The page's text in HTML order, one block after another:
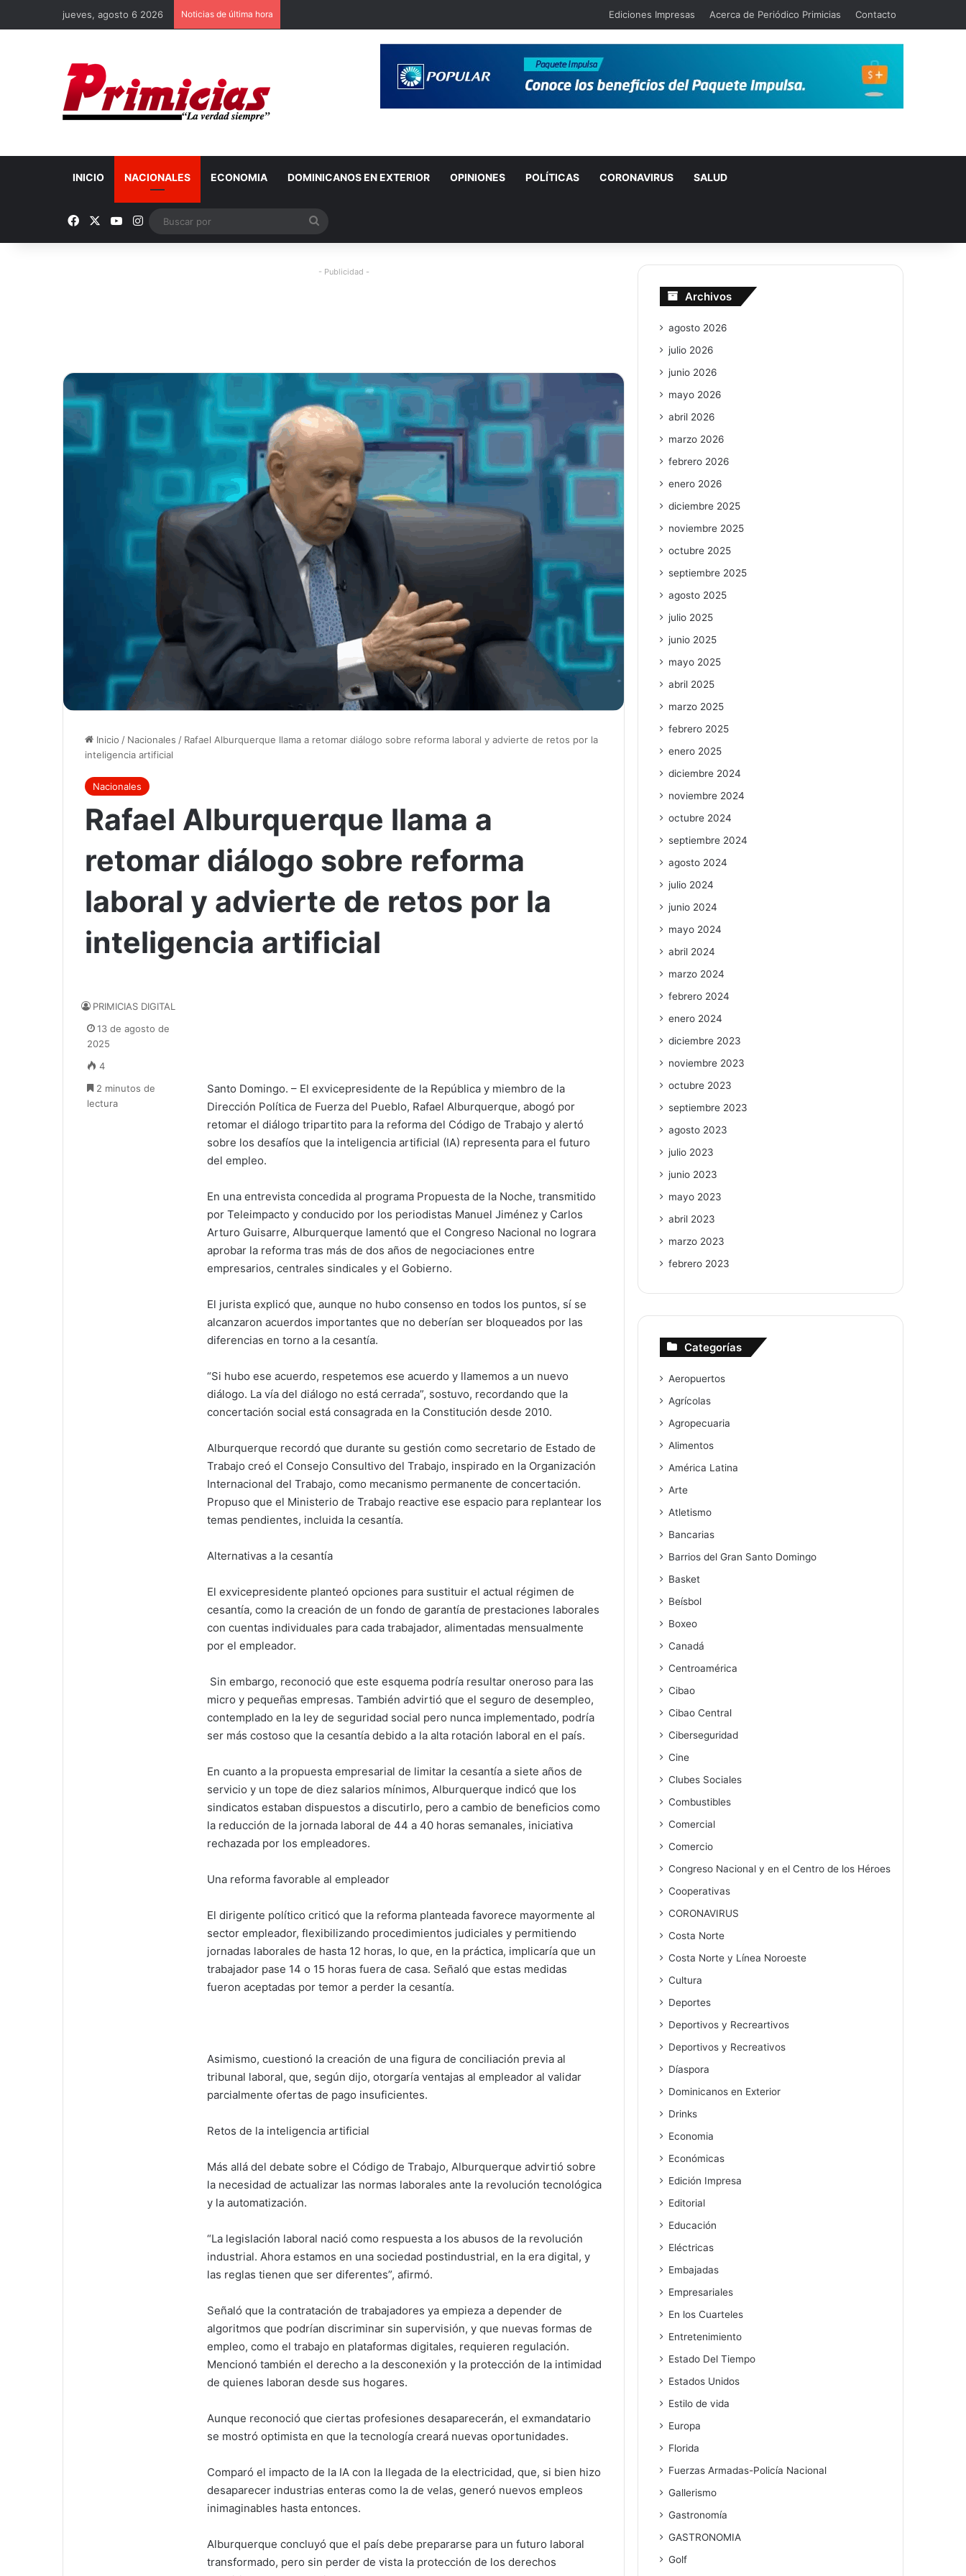
jueves, agosto 6 2026 Noticias de última hora Ediciones Impresas Acerca de Periódico Primicias Contacto
INICIO NACIONALES ECONOMIA DOMINICANOS EN EXTERIOR OPINIONES POLÍTICAS CORONAVIRUS SALUD
FacebookYouTube
Instagram
por
- Publicidad -
Inicio / Nacionales / Rafael Alburquerque llama a retomar diálogo sobre reforma laboral y advierte de retos por la
inteligencia artificial
Nacionales
Rafael Alburquerque llama a
retomar diálogo sobre reforma
laboral y advierte de retos por la
inteligencia artificial
Santo Domingo. – El exvicepresidente de la República y miembro de la
Dirección Política de Fuerza del Pueblo, Rafael Alburquerque, abogó por
retomar el diálogo tripartito para la reforma del Código de Trabajo y alertó
sobre los desafíos que la inteligencia artificial (IA) representa para el futuro
del empleo.
En una entrevista concedida al programa Propuesta de la Noche, transmitido
por Teleimpacto y conducido por los periodistas Manuel Jiménez y Carlos
Arturo Guisarre, Alburquerque lamentó que el Congreso Nacional no lograra
aprobar la reforma tras más de dos años de negociaciones entre
empresarios, centrales sindicales y el Gobierno.
El jurista explicó que, aunque no hubo consenso en todos los puntos, sí se
alcanzaron acuerdos importantes que no deberían ser bloqueados por las
diferencias en torno a la cesantía.
“Si hubo ese acuerdo, respetemos ese acuerdo y llamemos a un nuevo
diálogo. La vía del diálogo no está cerrada”, sostuvo, recordando que la
concertación social está consagrada en la Constitución desde 2010.
Alburquerque recordó que durante su gestión como secretario de Estado de
Trabajo creó el Consejo Consultivo del Trabajo, inspirado en la Organización
Internacional del Trabajo, como mecanismo permanente de concertación.
Propuso que el Ministerio de Trabajo reactive ese espacio para replantear los
temas pendientes, incluida la cesantía.
Alternativas a la cesantía
El exvicepresidente planteó opciones para sustituir el actual régimen de
cesantía, como la creación de un fondo de garantía de prestaciones laborales
con cuentas individuales para cada trabajador, alimentadas mensualmente
por el empleador.
Sin embargo, reconoció que este esquema podría resultar oneroso para las
micro y pequeñas empresas. También advirtió que el seguro de desempleo,
contemplado en la ley de seguridad social pero nunca implementado, podría
ser más costoso que la cesantía debido a la alta rotación laboral en el país.
En cuanto a la propuesta empresarial de limitar la cesantía a siete años de
servicio y un tope de diez salarios mínimos, Alburquerque indicó que los
sindicatos estaban dispuestos a discutirlo, pero a cambio de beneficios como
la reducción de la jornada laboral de 44 a 40 horas semanales, iniciativa
rechazada por los empleadores.
Una reforma favorable al empleador
El dirigente político criticó que la reforma planteada favorece mayormente al
sector empleador, flexibilizando procedimientos judiciales y permitiendo
jornadas laborales de hasta 12 horas, lo que, en la práctica, implicaría que un
trabajador pase 14 o 15 horas fuera de casa. Señaló que estas medidas
fueron aceptadas por temor a perder la cesantía.
Asimismo, cuestionó la creación de una figura de conciliación previa al
tribunal laboral, que, según dijo, otorgaría ventajas al empleador al validar
parcialmente ofertas de pago insuficientes.
Retos de la inteligencia artificial
Más allá del debate sobre el Código de Trabajo, Alburquerque advirtió sobre
la necesidad de actualizar las normas laborales ante la revolución tecnológica
y la automatización.
“La legislación laboral nació como respuesta a los abusos de la revolución
industrial. Ahora estamos en una sociedad postindustrial, en la era digital, y
las reglas tienen que ser diferentes”, afirmó.
Señaló que la contratación de trabajadores ya empieza a depender de
algoritmos que podrían discriminar sin supervisión, y que nuevas formas de
empleo, como el trabajo en plataformas digitales, requieren regulación.
Mencionó también el derecho a la desconexión y la protección de la intimidad
de quienes laboran desde sus hogares.
Aunque reconoció que ciertas profesiones desaparecerán, el exmandatario
se mostró optimista en que la tecnología creará nuevas oportunidades.
Comparó el impacto de la IA con la llegada de la electricidad, que, si bien hizo
desaparecer industrias enteras como la de velas, generó nuevos empleos
inimaginables hasta entonces.
Alburquerque concluyó que el país debe prepararse para un futuro laboral
transformado, pero sin perder de vista la protección de los derechos
PRIMICIAS DIGITAL
13 de agosto de
2025
4
2 minutos de
lectura
Archivos
agosto 2026
julio 2026
junio 2026
mayo 2026
abril 2026
marzo 2026
febrero 2026
enero 2026
diciembre 2025
noviembre 2025
octubre 2025
septiembre 2025
agosto 2025
julio 2025
junio 2025
mayo 2025
abril 2025
marzo 2025
febrero 2025
enero 2025
diciembre 2024
noviembre 2024
octubre 2024
septiembre 2024
agosto 2024
julio 2024
junio 2024
mayo 2024
abril 2024
marzo 2024
febrero 2024
enero 2024
diciembre 2023
noviembre 2023
octubre 2023
septiembre 2023
agosto 2023
julio 2023
junio 2023
mayo 2023
abril 2023
marzo 2023
febrero 2023
Categorías
Aeropuertos
Agrícolas
Agropecuaria
Alimentos
América Latina
Arte
Atletismo
Bancarias
Barrios del Gran Santo Domingo
Basket
Beísbol
Boxeo
Canadá
Centroamérica
Cibao
Cibao Central
Ciberseguridad
Cine
Clubes Sociales
Combustibles
Comercial
Comercio
Congreso Nacional y en el Centro de los Héroes
Cooperativas
CORONAVIRUS
Costa Norte
Costa Norte y Línea Noroeste
Cultura
Deportes
Deportivos y Recreartivos
Deportivos y Recreativos
Díaspora
Dominicanos en Exterior
Drinks
Economia
Económicas
Edición Impresa
Editorial
Educación
Eléctricas
Embajadas
Empresariales
En los Cuarteles
Entretenimiento
Estado Del Tiempo
Estados Unidos
Estilo de vida
Europa
Florida
Fuerzas Armadas-Policía Nacional
Gallerismo
Gastronomía
GASTRONOMIA
Golf